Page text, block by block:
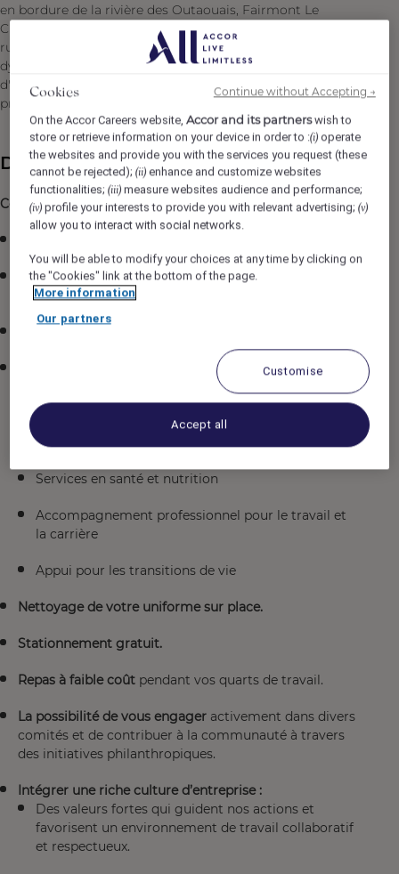
en bordure de la rivière des Outaouais, Fairmont Le
Château Montebello brille en toute saison par son cachet
rustique et luxueux. Joignez-vous à notre équipe
dynamique toujours à la recherche d'évolution et
d'innovations dans un cadre qui vous amènera à
propulser votre carrière.
Description du poste
Ce que l'établissement vous offre :
Avantages et taux réduits pour voyager
hôtels Accor mondialement (plus de 5700 hôtels)!
Programme d’aide aux employés
(PAE) offert
Soutien en santé mentale
Conseils juridiques et financiers
Services en santé et nutrition
Accompagnement professionnel pour le travail et
la carrière
Appui pour les transitions de vie
Nettoyage de votre uniforme sur place.
Stationnement gratuit.
Repas à faible coût pendant vos quarts de travail.
La possibilité de vous engager activement dans divers
comités et de contribuer à la communauté à travers
des initiatives philanthropiques.
Intégrer une riche culture d’entreprise :
Des valeurs fortes qui guident nos actions et
favorisent un environnement de travail collaboratif
et respectueux.
Cookies
On the Accor Careers website,Accor and its partnerswish to
store or retrieve information on your device in order to :(i) operate
the websites and provide you with the services you request (these
cannot be rejected);(ii) enhance and customize websites
functionalities;(iii) measure websites audience and performance;
(iv) profile your interests to provide you with relevant advertising;(v)
allow you to interact with social networks.
You will be able to modify your choices at any time by clicking on
the "Cookies" link at the bottom of the page.
More information
Our partners
Customise
Accept all
Continue without Accepting →